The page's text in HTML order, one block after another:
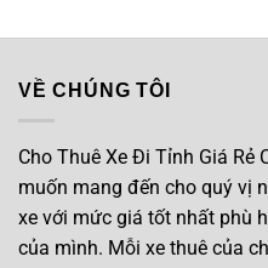
VỀ CHÚNG TÔI
Cho Thuê Xe Đi Tỉnh Giá Rẻ
muốn mang đến cho quý vị
xe với mức giá tốt nhất phù
của mình. Mỗi xe thuê của